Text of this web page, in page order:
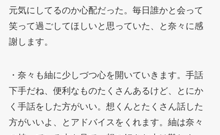
元気にしてるのか心配だった。毎日誰かと会って
笑って過ごしてほしいと思っていた、と奈々に感
謝します。
・奈々も紬に少しづつ心を開いていきます。手話
下手だね、便利なものたくさんあるけど、とにか
く手話をした方がいい。想くんとたくさん話した
方がいいよ、とアドバイスをくれます。紬は奈々